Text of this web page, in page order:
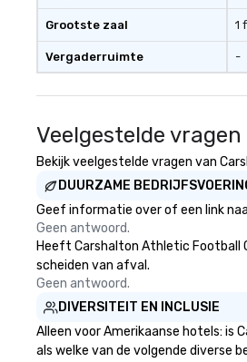
Grootste zaal
Vergaderruimte
1
-
Veelgestelde
Bekijk veelgestelde vragen van
DUURZAME
Geef informatie over of een link
Geen antwoord.
Heeft Carshalton Athletic Football
scheiden van afval.
Geen antwoord.
DIVERSITEIT EN INCLUSIE
Alleen voor Amerikaanse hotels: is
als welke van de volgende diverse